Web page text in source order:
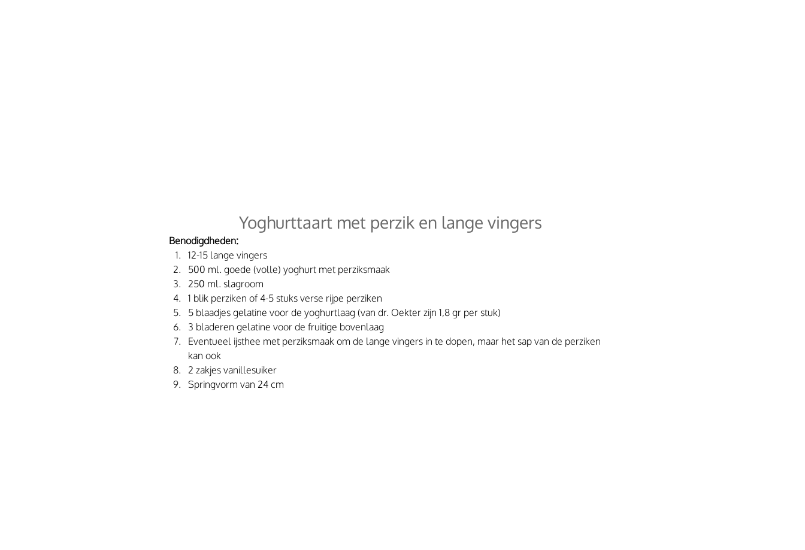
Yoghurttaart met perzik en lange vingers
Benodigdheden:
12-15 lange vingers
500 ml. goede (volle) yoghurt met perziksmaak
250 ml. slagroom
1 blik perziken of 4-5 stuks verse rijpe perziken
5 blaadjes gelatine voor de yoghurtlaag (van dr. Oekter zijn 1,8 gr per stuk)
3 bladeren gelatine voor de fruitige bovenlaag
Eventueel ijsthee met perziksmaak om de lange vingers in te dopen, maar het sap van de perziken
kan ook
2 zakjes vanillesuiker
Springvorm van 24 cm